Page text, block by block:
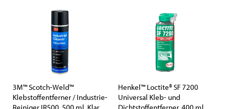
3M™ Scotch-Weld™
Klebstoffentferner / Industrie-
Henkel™ Loctite® SF 7200
Universal Kleb- und